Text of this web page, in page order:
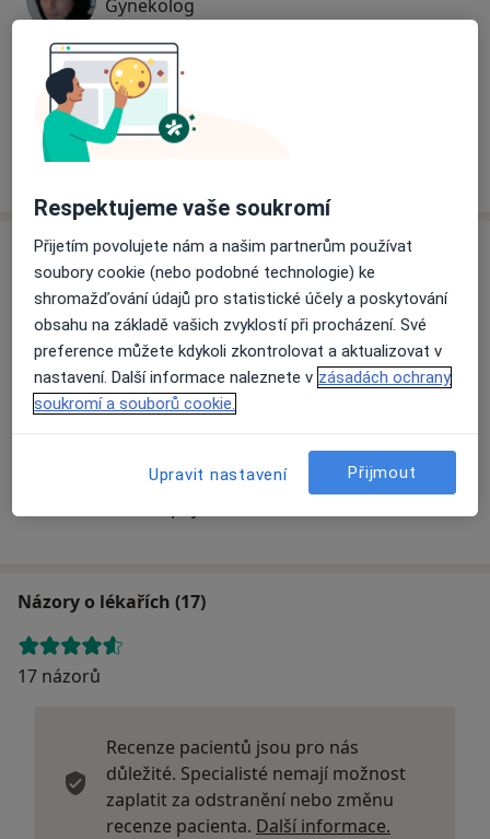
Gynekolog
MUDr. Erika Utracka
Gynekolog
Adresa
Přiblížit mapu
Názory o lékařích (17)
17 názorů
Recenze pacientů jsou pro nás
důležité. Specialisté nemají možnost
zaplatit za odstranění nebo změnu
recenze pacienta. Další informace.
Respektujeme vaše soukromí
Přijetím povolujete nám a našim partnerům používat
soubory cookie (nebo podobné technologie) ke
shromažďování údajů pro statistické účely a poskytování
obsahu na základě vašich zvyklostí při procházení. Své
preference můžete kdykoli zkontrolovat a aktualizovat v
nastavení. Další informace naleznete v zásadách ochrany
soukromí a souborů cookie.
Upravit nastavení Přijmout